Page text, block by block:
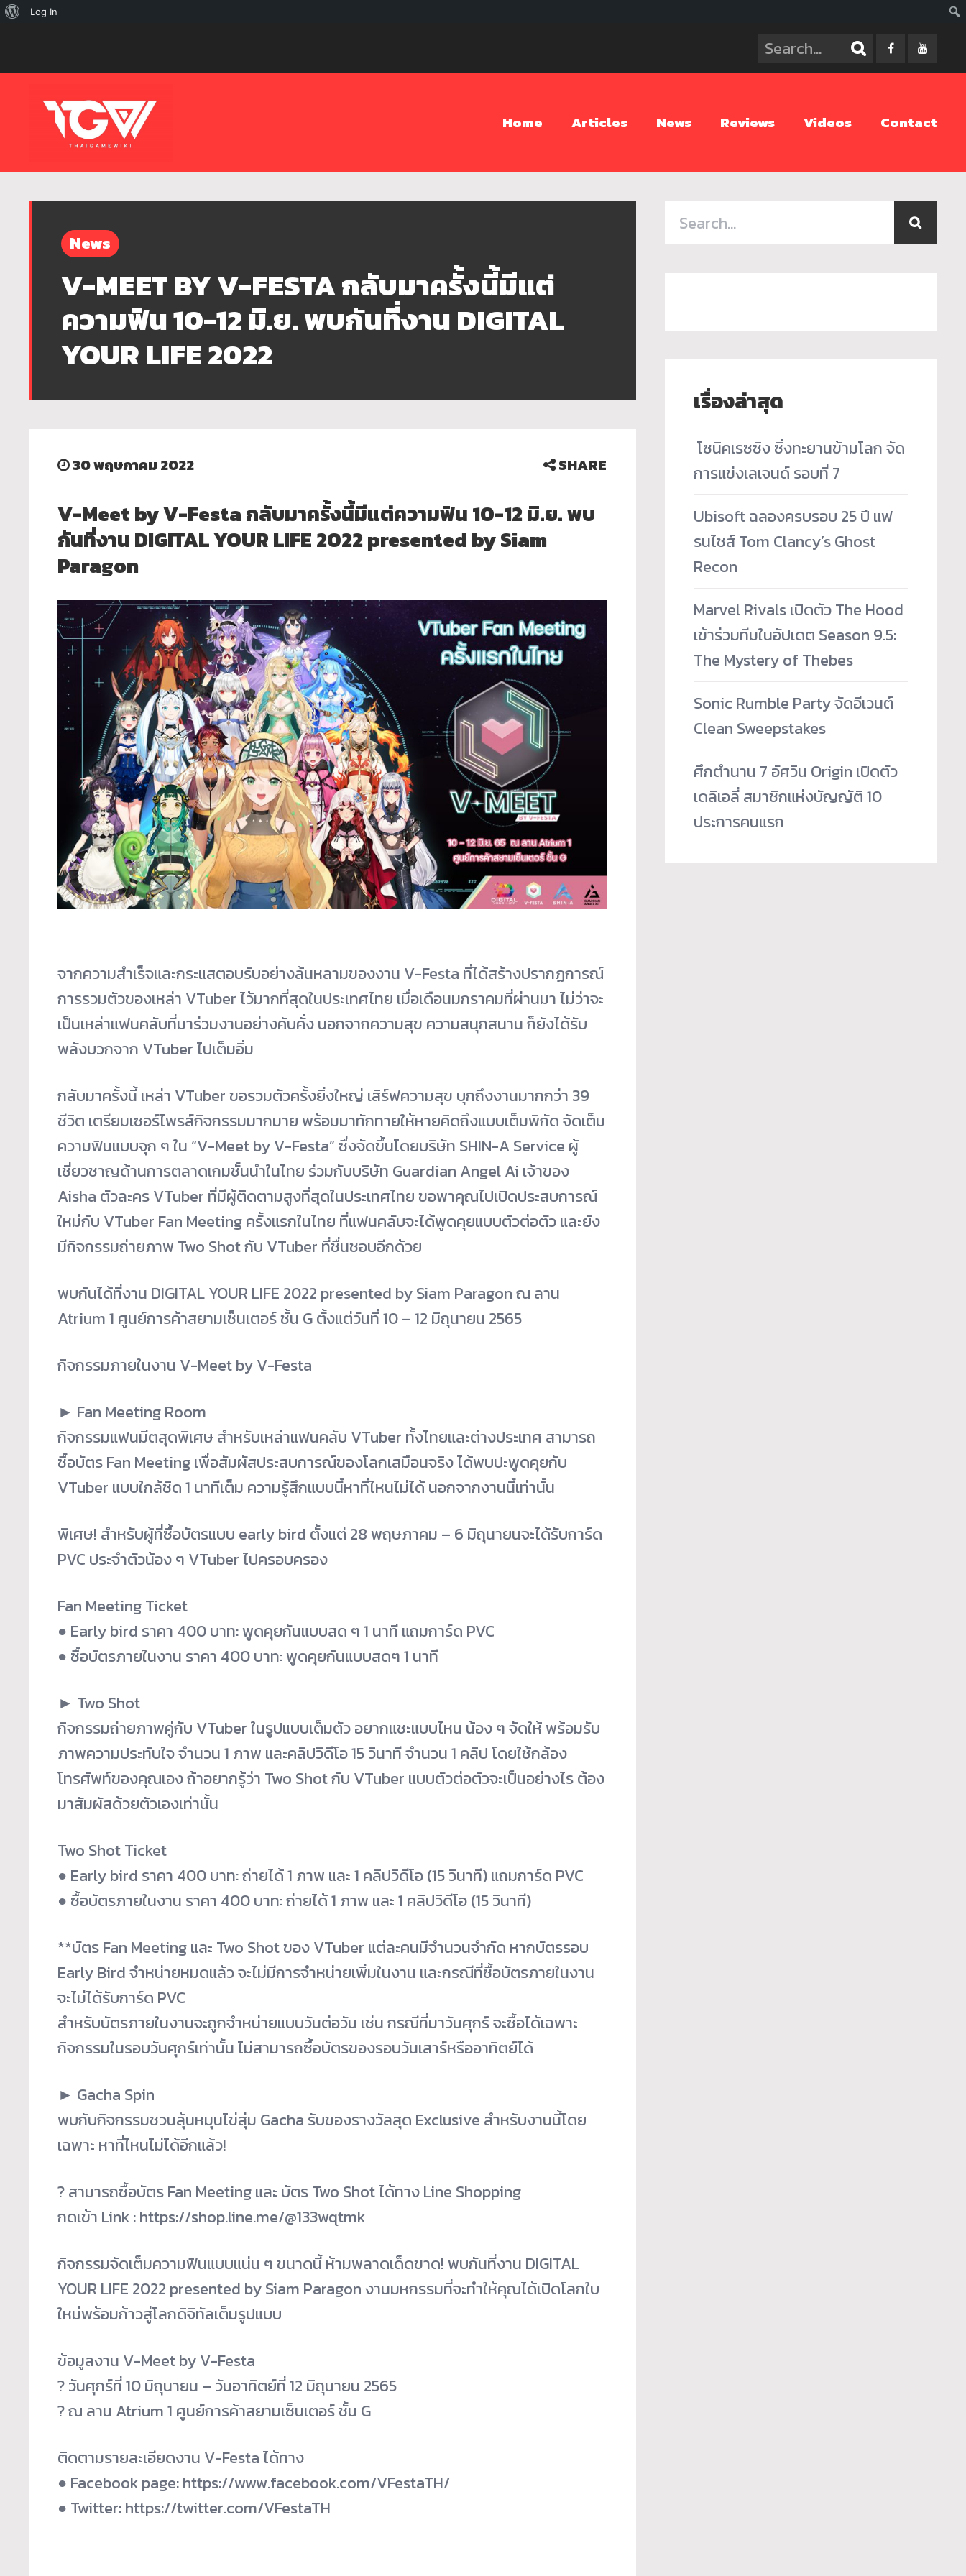
Home Articles News Reviews Videos Contact
News
V-MEET BY V-FESTA กลับมาครั้งนี้มีแต่
ความฟิน 10-12 มิ.ย. พบกันที่งาน DIGITAL
YOUR LIFE 2022
30 พฤษภาคม 2022 SHARE
V-Meet by V-Festa กลับมาครั้งนี้มีแต่ความฟิน 10-12 มิ.ย. พบ
กันที่งาน DIGITAL YOUR LIFE 2022 presented by Siam
Paragon
จากความสำเร็จและกระแสตอบรับอย่างล้นหลามของงาน V-Festa ที่ได้สร้างปรากฏการณ์
การรวมตัวของเหล่า VTuber ไว้มากที่สุดในประเทศไทย เมื่อเดือนมกราคมที่ผ่านมา ไม่ว่าจะ
เป็นเหล่าแฟนคลับที่มาร่วมงานอย่างคับคั่ง นอกจากความสุข ความสนุกสนาน ก็ยังได้รับ
พลังบวกจาก VTuber ไปเต็มอิ่ม
กลับมาครั้งนี้ เหล่า VTuber ขอรวมตัวครั้งยิ่งใหญ่ เสิร์ฟความสุข บุกถึงงานมากกว่า 39
ชีวิต เตรียมเซอร์ไพรส์กิจกรรมมากมาย พร้อมมาทักทายให้หายคิดถึงแบบเต็มพิกัด จัดเต็ม
ความฟินแบบจุก ๆ ใน “V-Meet by V-Festa” ซึ่งจัดขึ้นโดยบริษัท SHIN-A Service ผู้
เชี่ยวชาญด้านการตลาดเกมชั้นนำในไทย ร่วมกับบริษัท Guardian Angel Ai เจ้าของ
Aisha ตัวละคร VTuber ที่มีผู้ติดตามสูงที่สุดในประเทศไทย ขอพาคุณไปเปิดประสบการณ์
ใหม่กับ VTuber Fan Meeting ครั้งแรกในไทย ที่แฟนคลับจะได้พูดคุยแบบตัวต่อตัว และยัง
มีกิจกรรมถ่ายภาพ Two Shot กับ VTuber ที่ชื่นชอบอีกด้วย
พบกันได้ที่งาน DIGITAL YOUR LIFE 2022 presented by Siam Paragon ณ ลาน
Atrium 1 ศูนย์การค้าสยามเซ็นเตอร์ ชั้น G ตั้งแต่วันที่ 10 – 12 มิถุนายน 2565
กิจกรรมภายในงาน V-Meet by V-Festa
► Fan Meeting Room
กิจกรรมแฟนมีตสุดพิเศษ สำหรับเหล่าแฟนคลับ VTuber ทั้งไทยและต่างประเทศ สามารถ
ซื้อบัตร Fan Meeting เพื่อสัมผัสประสบการณ์ของโลกเสมือนจริง ได้พบปะพูดคุยกับ
VTuber แบบใกล้ชิด 1 นาทีเต็ม ความรู้สึกแบบนี้หาที่ไหนไม่ได้ นอกจากงานนี้เท่านั้น
พิเศษ! สำหรับผู้ที่ซื้อบัตรแบบ early bird ตั้งแต่ 28 พฤษภาคม – 6 มิถุนายนจะได้รับการ์ด
PVC ประจำตัวน้อง ๆ VTuber ไปครอบครอง
Fan Meeting Ticket
● Early bird ราคา 400 บาท: พูดคุยกันแบบสด ๆ 1 นาที แถมการ์ด PVC
● ซื้อบัตรภายในงาน ราคา 400 บาท: พูดคุยกันแบบสดๆ 1 นาที
► Two Shot
กิจกรรมถ่ายภาพคู่กับ VTuber ในรูปแบบเต็มตัว อยากแชะแบบไหน น้อง ๆ จัดให้ พร้อมรับ
ภาพความประทับใจ จำนวน 1 ภาพ และคลิปวิดีโอ 15 วินาที จำนวน 1 คลิป โดยใช้กล้อง
โทรศัพท์ของคุณเอง ถ้าอยากรู้ว่า Two Shot กับ VTuber แบบตัวต่อตัวจะเป็นอย่างไร ต้อง
มาสัมผัสด้วยตัวเองเท่านั้น
Two Shot Ticket
● Early bird ราคา 400 บาท: ถ่ายได้ 1 ภาพ และ 1 คลิปวิดีโอ (15 วินาที) แถมการ์ด PVC
● ซื้อบัตรภายในงาน ราคา 400 บาท: ถ่ายได้ 1 ภาพ และ 1 คลิปวิดีโอ (15 วินาที)
**บัตร Fan Meeting และ Two Shot ของ VTuber แต่ละคนมีจำนวนจำกัด หากบัตรรอบ
Early Bird จำหน่ายหมดแล้ว จะไม่มีการจำหน่ายเพิ่มในงาน และกรณีที่ซื้อบัตรภายในงาน
จะไม่ได้รับการ์ด PVC
สำหรับบัตรภายในงานจะถูกจำหน่ายแบบวันต่อวัน เช่น กรณีที่มาวันศุกร์ จะซื้อได้เฉพาะ
กิจกรรมในรอบวันศุกร์เท่านั้น ไม่สามารถซื้อบัตรของรอบวันเสาร์หรืออาทิตย์ได้
► Gacha Spin
พบกับกิจกรรมชวนลุ้นหมุนไข่สุ่ม Gacha รับของรางวัลสุด Exclusive สำหรับงานนี้โดย
เฉพาะ หาที่ไหนไม่ได้อีกแล้ว!
? สามารถซื้อบัตร Fan Meeting และ บัตร Two Shot ได้ทาง Line Shopping
กดเข้า Link : https://shop.line.me/@133wqtmk
กิจกรรมจัดเต็มความฟินแบบแน่น ๆ ขนาดนี้ ห้ามพลาดเด็ดขาด! พบกันที่งาน DIGITAL
YOUR LIFE 2022 presented by Siam Paragon งานมหกรรมที่จะทำให้คุณได้เปิดโลกใบ
ใหม่พร้อมก้าวสู่โลกดิจิทัลเต็มรูปแบบ
ข้อมูลงาน V-Meet by V-Festa
? วันศุกร์ที่ 10 มิถุนายน – วันอาทิตย์ที่ 12 มิถุนายน 2565
? ณ ลาน Atrium 1 ศูนย์การค้าสยามเซ็นเตอร์ ชั้น G
ติดตามรายละเอียดงาน V-Festa ได้ทาง
● Facebook page: https://www.facebook.com/VFestaTH/
● Twitter: https://twitter.com/VFestaTH
เรื่องล่าสุด
­ โซนิคเรซซิง ซิ่งทะยานข้ามโลก จัด
การแข่งเลเจนด์ รอบที่ 7
Ubisoft ฉลองครบรอบ 25 ปี แฟ
รนไชส์ Tom Clancy’s Ghost
Recon
Marvel Rivals เปิดตัว The Hood
เข้าร่วมทีมในอัปเดต Season 9.5:
The Mystery of Thebes
Sonic Rumble Party จัดอีเวนต์
Clean Sweepstakes
ศึกตำนาน 7 อัศวิน Origin เปิดตัว
เดลิเอลี่ สมาชิกแห่งบัญญัติ 10
ประการคนแรก
เกี่ยวLog In